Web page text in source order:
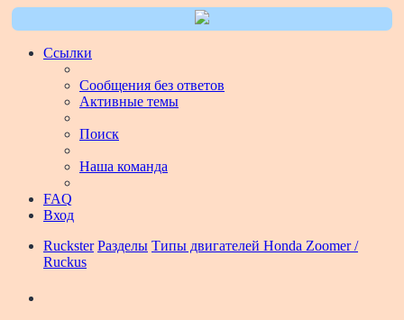
Ссылки
Сообщения без ответов
Активные темы
Поиск
Наша команда
FAQ
Вход
Ruckster Разделы Типы двигателей Honda Zoomer /
Ruckus